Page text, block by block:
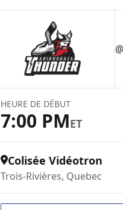
@
HEURE DE DÉBUT
7:00 PMET
Colisée Vidéotron
Trois-Rivières, Quebec